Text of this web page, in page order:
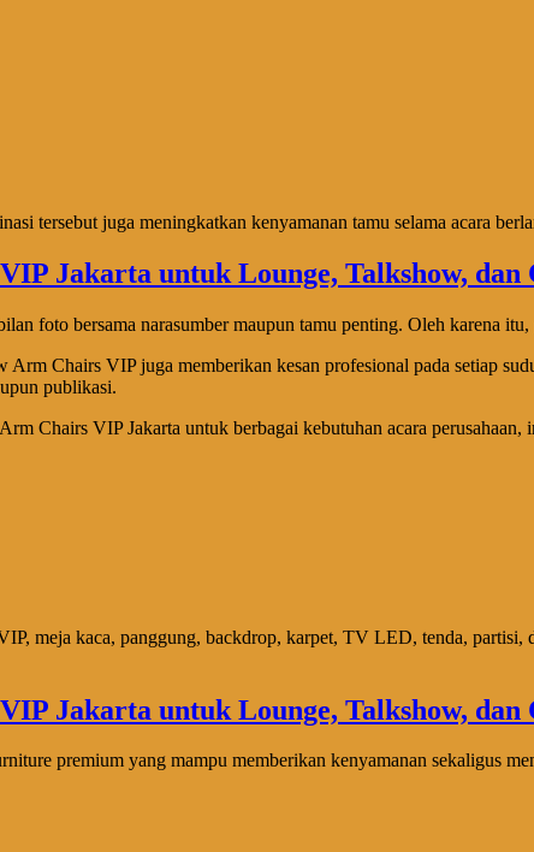
tersebut juga meningkatkan kenyamanan tamu selama acara
foto bersama narasumber maupun tamu penting. Oleh karena
Arm Chairs VIP juga memberikan kesan profesional pada setiap
publikasi.
Chairs VIP Jakarta untuk berbagai kebutuhan acara perusahaan,
meja kaca, panggung, backdrop, karpet, TV LED, tenda,
premium yang mampu memberikan kenyamanan sekaligus